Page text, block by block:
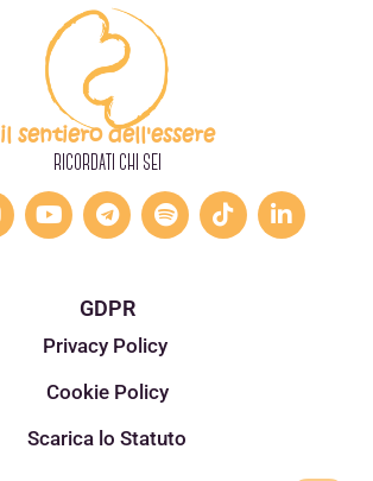
il sentiero dell'essere
RICORDATI CHI SEI
GDPR
Privacy Policy
Cookie Policy
Scarica lo Statuto